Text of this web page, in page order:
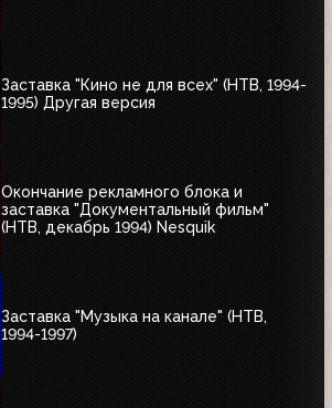
Заставка "Кино не для всех" (НТВ, 1994-
1995) Другая версия
Окончание рекламного блока и
заставка "Документальный фильм"
(НТВ, декабрь 1994) Nesquik
Заставка "Музыка на канале" (НТВ,
1994-1997)